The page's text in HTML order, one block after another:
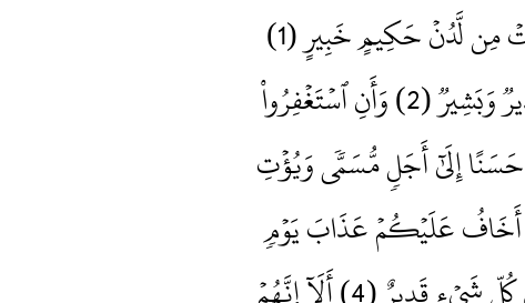
لَّدُنۡ حَكِيمٍ خَبِيرٍ (1)
ٱسۡتَغۡفِرُواْ
إِلَىٰٓ أَجَلمُّسَمّوَيُؤۡتِ
أَخَافُ عَلَيۡكُمۡ عَذَابَ يَوۡم